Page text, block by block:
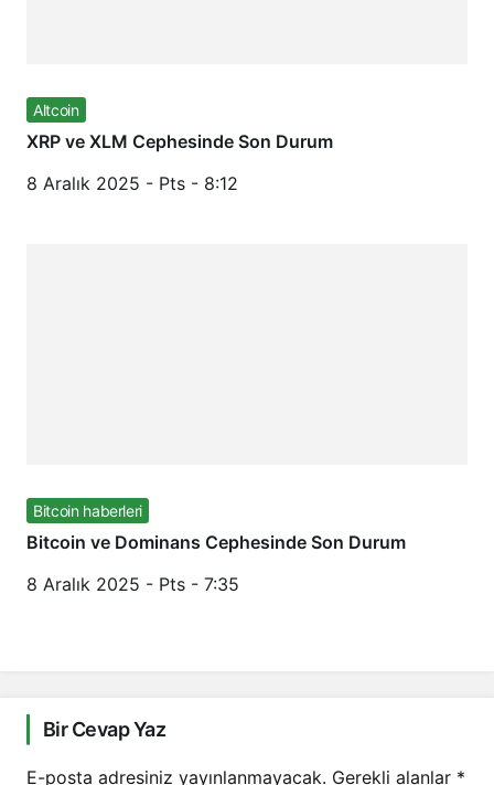
Altcoin
XRP ve XLM Cephesinde Son Durum
8 Aralık 2025 - Pts - 8:12
Bitcoin haberleri
Bitcoin ve Dominans Cephesinde Son Durum
8 Aralık 2025 - Pts - 7:35
Bir Cevap Yaz
E-posta adresiniz yayınlanmayacak. Gerekli alanlar *